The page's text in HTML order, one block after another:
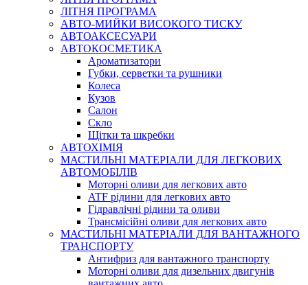
ЛІТНЯ ПРОГРАМА
АВТО-МИЙКИ ВИСОКОГО ТИСКУ
АВТОАКСЕСУАРИ
АВТОКОСМЕТИКА
Ароматизатори
Губки, серветки та рушники
Колеса
Кузов
Салон
Скло
Щітки та шкребки
АВТОХІМІЯ
МАСТИЛЬНІ МАТЕРІАЛИ ДЛЯ ЛЕГКОВИХ
АВТОМОБІЛІВ
Моторні оливи для легкових авто
ATF рідини для легкових авто
Гідравлічні рідини та оливи
Трансмісійні оливи для легкових авто
МАСТИЛЬНІ МАТЕРІАЛИ ДЛЯ ВАНТАЖНОГО
ТРАНСПОРТУ
Антифриз для вантажного транспорту
Моторні оливи для дизельних двигунів